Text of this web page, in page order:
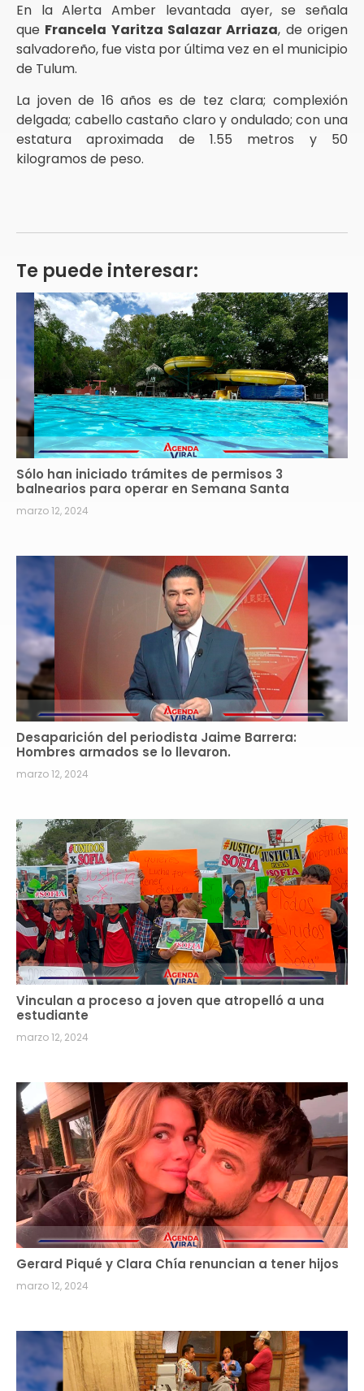
En la Alerta Amber levantada ayer, se señala
que Francela Yaritza Salazar Arriaza, de origen
salvadoreño, fue vista por última vez en el municipio
de Tulum.
La joven de 16 años es de tez clara; complexión
delgada; cabello castaño claro y ondulado; con una
estatura aproximada de 1.55 metros y 50
kilogramos de peso.
Te puede interesar:
Sólo han iniciado trámites de permisos 3
balnearios para operar en Semana Santa
marzo 12, 2024
Desaparición del periodista Jaime Barrera:
Hombres armados se lo llevaron.
marzo 12, 2024
Vinculan a proceso a joven que atropelló a una
estudiante
marzo 12, 2024
Gerard Piqué y Clara Chía renuncian a tener hijos
marzo 12, 2024